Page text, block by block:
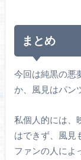
まとめ
今回は純黒の悪
か、風見はパン
私個人的には、
はできず、風見
ファンの人によ